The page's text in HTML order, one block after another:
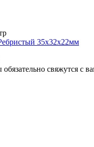
35х32х22мм
свяжутся с